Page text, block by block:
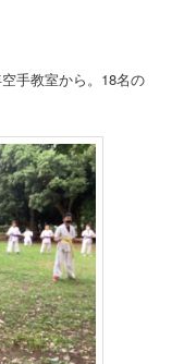
手教室から。18名の